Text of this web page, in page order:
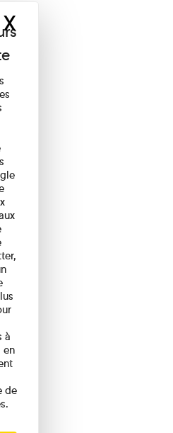
à
en
de
XMasquer le